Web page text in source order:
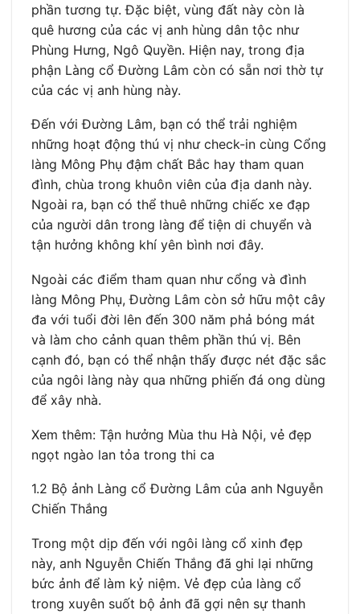
phần tương tự. Đặc biệt, vùng đất này còn là
quê hương của các vị anh hùng dân tộc như
Phùng Hưng, Ngô Quyền. Hiện nay, trong địa
phận Làng cổ Đường Lâm còn có sẵn nơi thờ tự
của các vị anh hùng này.
Đến với Đường Lâm, bạn có thể trải nghiệm
những hoạt động thú vị như check-in cùng Cổng
làng Mông Phụ đậm chất Bắc hay tham quan
đình, chùa trong khuôn viên của địa danh này.
Ngoài ra, bạn có thể thuê những chiếc xe đạp
của người dân trong làng để tiện di chuyển và
tận hưởng không khí yên bình nơi đây.
Ngoài các điểm tham quan như cổng và đình
làng Mông Phụ, Đường Lâm còn sở hữu một cây
đa với tuổi đời lên đến 300 năm phả bóng mát
và làm cho cảnh quan thêm phần thú vị. Bên
cạnh đó, bạn có thể nhận thấy được nét đặc sắc
của ngôi làng này qua những phiến đá ong dùng
để xây nhà.
Xem thêm: Tận hưởng Mùa thu Hà Nội, vẻ đẹp
ngọt ngào lan tỏa trong thi ca
1.2 Bộ ảnh Làng cổ Đường Lâm của anh Nguyễn
Chiến Thắng
Trong một dịp đến với ngôi làng cổ xinh đẹp
này, anh Nguyễn Chiến Thắng đã ghi lại những
bức ảnh để làm kỷ niệm. Vẻ đẹp của làng cổ
trong xuyên suốt bộ ảnh đã gợi nên sự thanh